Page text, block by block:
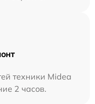
техники Midea
2 часов.